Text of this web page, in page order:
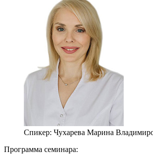
Спикер: Чухарева Марина
Программа семинара: